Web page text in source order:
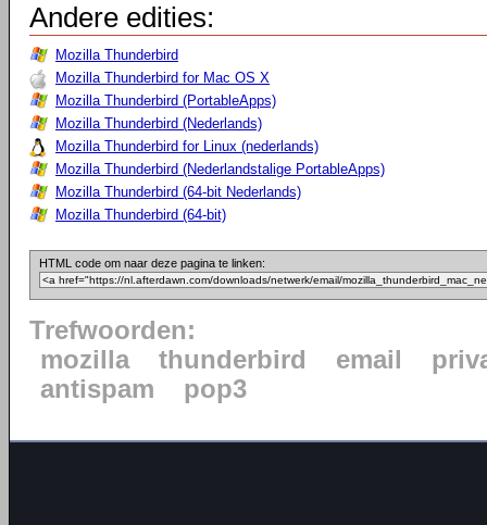
Andere edities:
Mozilla Thunderbird
Mozilla Thunderbird for Mac OS X
Mozilla Thunderbird (PortableApps)
Mozilla Thunderbird (Nederlands)
Mozilla Thunderbird for Linux (nederlands)
Mozilla Thunderbird (Nederlandstalige PortableApps)
Mozilla Thunderbird (64-bit Nederlands)
Mozilla Thunderbird (64-bit)
HTML code om naar deze pagina te linken:
Trefwoorden:
mozilla
thunderbird email
antispam
pop3